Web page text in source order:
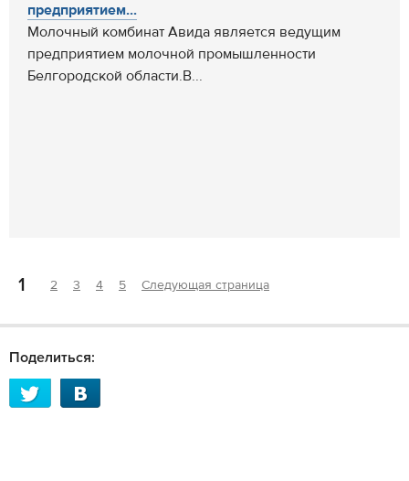
предприятием...
Молочный комбинат Авида является ведущим
предприятием молочной промышленности
Белгородской области.В...
1 2 3 4 5 Следующая страница
Поделиться: